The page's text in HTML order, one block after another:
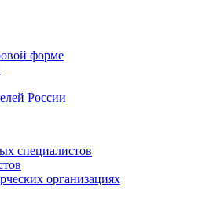
форме
России
специалистов
организациях